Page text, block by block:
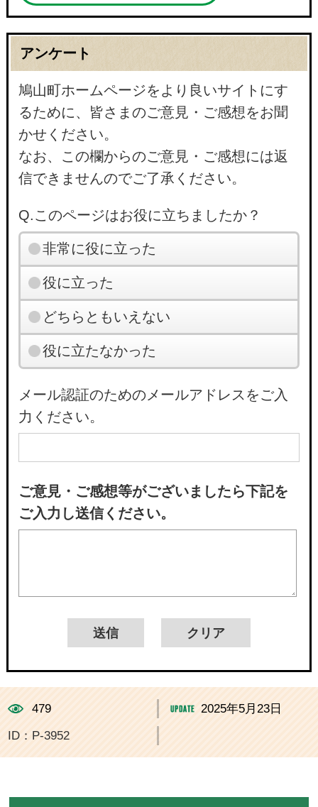
アンケート
鳩山町ホームページをより良いサイトにす
るために、皆さまのご意見・ご感想をお聞
かせください。
なお、この欄からのご意見・ご感想には返
信できませんのでご了承ください。
Q.このページはお役に立ちましたか？
非常に役に立った
役に立った
どちらともいえない
役に立たなかった
メール認証のためのメールアドレスをご入
力ください。
ご意見・ご感想等がございましたら下記を
ご入力し送信ください。
479 2025年5月23日
ID：P-3952